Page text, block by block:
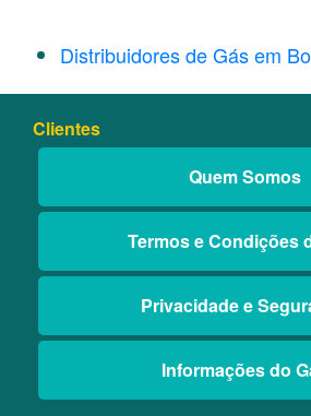
Distribuidores de Gás em
Clientes
Quem Somos
Termos e Condições
Privacidade e
Informações do